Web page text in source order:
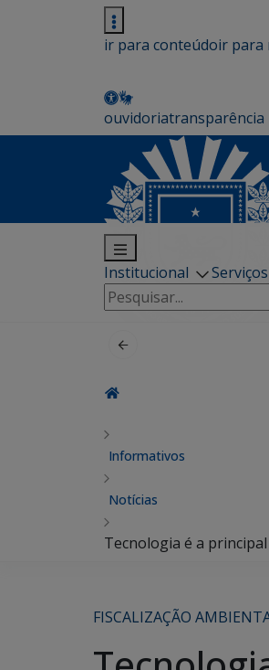
ir para conteúdoir para
ouvidoriatransparência
Institucional Serviços
Pesquisar
por:
Informativos
Notícias
Tecnologia é a
FISCALIZAÇÃO